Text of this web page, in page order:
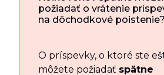
požiadať o vrátenie
na dôchodkové poistenie?
O príspevky, o ktoré ste
môžete požiadať spätne